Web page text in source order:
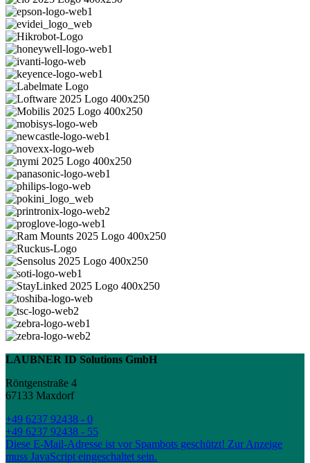
LAUBNER ID Solutions GmbH
Röntgenstraße 4
67133 Maxdorf
+49 6237 92438 - 0
+49 6237 92438 - 55
Diese E-Mail-Adresse ist vor Spambots geschützt! Zur Anzeige
muss JavaScript eingeschaltet sein.